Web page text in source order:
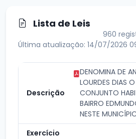
Lista de Leis
960
Última atualização: 14/07/2026
DENOMINA DE
LOURDES DIAS
CONJUNTO
BAIRRO
NESTE